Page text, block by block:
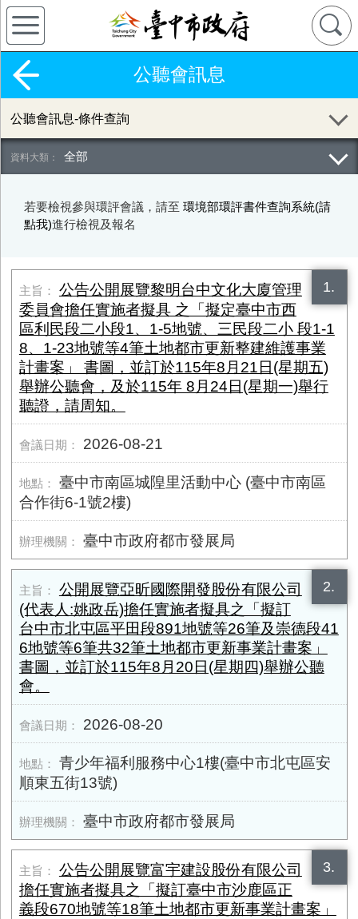
公聽會訊息
公聽會訊息-條件查詢
全部
若要檢視參與環評會議，請至 環境部環評書件查詢系統(請
點我)進行檢視及報名
1.
公告公開展覽黎明台中文化大廈管理
委員會擔任實施者擬具 之「擬定臺中市西
區利民段二小段1、1-5地號、三民段二小 段1-1
8、1-23地號等4筆土地都市更新整建維護事業
計畫案」 書圖，並訂於115年8月21日(星期五)
舉辦公聽會，及於115年 8月24日(星期一)舉行
聽證，請周知。
2026-08-21
臺中市南區城隍里活動中心 (臺中市南區
合作街6-1號2樓)
臺中市政府都市發展局
2.
公開展覽亞昕國際開發股份有限公司
(代表人:姚政岳)擔任實施者擬具之「擬訂
台中市北屯區平田段891地號等26筆及崇德段41
6地號等6筆共32筆土地都市更新事業計畫案」
書圖，並訂於115年8月20日(星期四)舉辦公聽
會。
2026-08-20
青少年福利服務中心1樓(臺中市北屯區安
順東五街13號)
臺中市政府都市發展局
3.
公告公開展覽富宇建設股份有限公司
擔任實施者擬具之「擬訂臺中市沙鹿區正
義段670地號等18筆土地都市更新事業計畫案」